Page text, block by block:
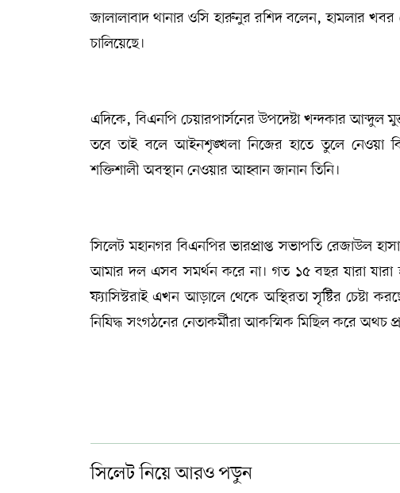
জালালাবাদ থানার ওসি হারুনুর রশিদ বলেন, হামলার খবর
চালিয়েছে।
এদিকে, বিএনপি চেয়ারপার্সনের উপদেষ্টা খন্দকার আব্দুল
তবে তাই বলে আইনশৃঙ্খলা নিজের হাতে তুলে নেওয়া
শক্তিশালী অবস্থান নেওয়ার আহ্বান জানান তিনি।
সিলেট মহানগর বিএনপির ভারপ্রাপ্ত সভাপতি রেজাউল
আমার দল এসব সমর্থন করে না। গত ১৫ বছর যারা যারা
ফ্যাসিস্টরাই এখন আড়ালে থেকে অস্থিরতা সৃষ্টির চেষ্টা
নিষিদ্ধ সংগঠনের নেতাকর্মীরা আকস্মিক মিছিল করে অথচ
সিলেট নিয়ে আরও পড়ুন